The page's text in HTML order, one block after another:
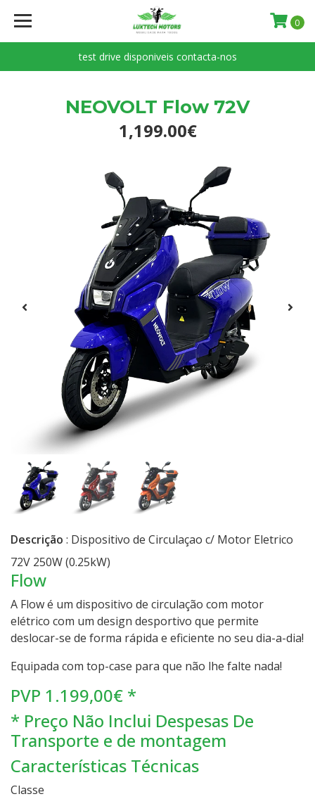
test drive disponiveis contacta-nos
0
NEOVOLT Flow 72V
1,199.00€
Descrição : Dispositivo de Circulaçao c/ Motor Eletrico
72V 250W (0.25kW)
Flow
A Flow é um dispositivo de circulação com motor
elétrico com um design desportivo que permite
deslocar-se de forma rápida e eficiente no seu dia-a-dia!
Equipada com top-case para que não lhe falte nada!
PVP 1.199,00€ *
* Preço Não Inclui Despesas De
Transporte e de montagem
Características Técnicas
Classe